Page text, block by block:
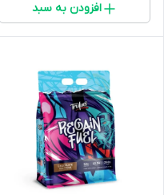
افزودن به سبد